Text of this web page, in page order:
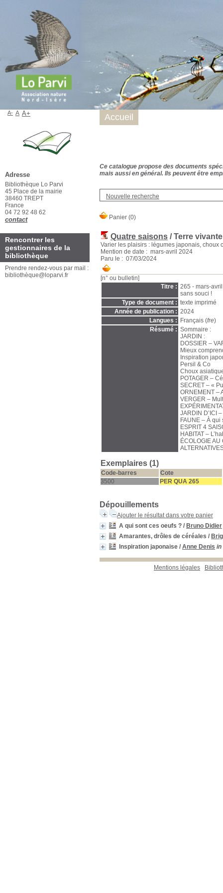
Ce catalogue propose des documents
mais aussi en général. Ils peuvent être
Nouvelle recherche
Quatre saisons / Terre
Varier les plaisirs : légumes japonais, choux
Mention de date : mars-avril 2024
Paru le : 07/03/2024
[n° ou bulletin]
Titre : 265 - mars-
sans souci !
Type de document : texte imprimé
Année de publication : 2024
Langues :
Français (fre)
Résumé : Sommaire :
JARDIN :
DOSSIER –
Mieux
Inspiration
Persil & Co
Choux
POTAGER –
SECRET – «
ORNEMENT –
VERGER –
JARDIN D’ICI
FAUNE – À
ESPRIT 4
HABITAT –
ÉCOLOGIE
Exemplaires (1)
Code-barres
Cote
3500
PER QUA 265
Dépouillements
Ajouter le résultat dans votre panier
A qui sont ces oeufs ? / Bruno Didier
Amarantes, drôles de céréales /
Inspiration japonaise / Anne Denis in
Mentions légales
Accueil
A- A A+
Adresse
Bibliothèque Lo Parvi
45 Place de la mairie
38460 TREPT
France
04 72 92 48 62
contact
Rencontrer les
gestionnaires de la
bibliothèque
Prendre rendez-vous par mail :
bibliothèque@loparvi.fr